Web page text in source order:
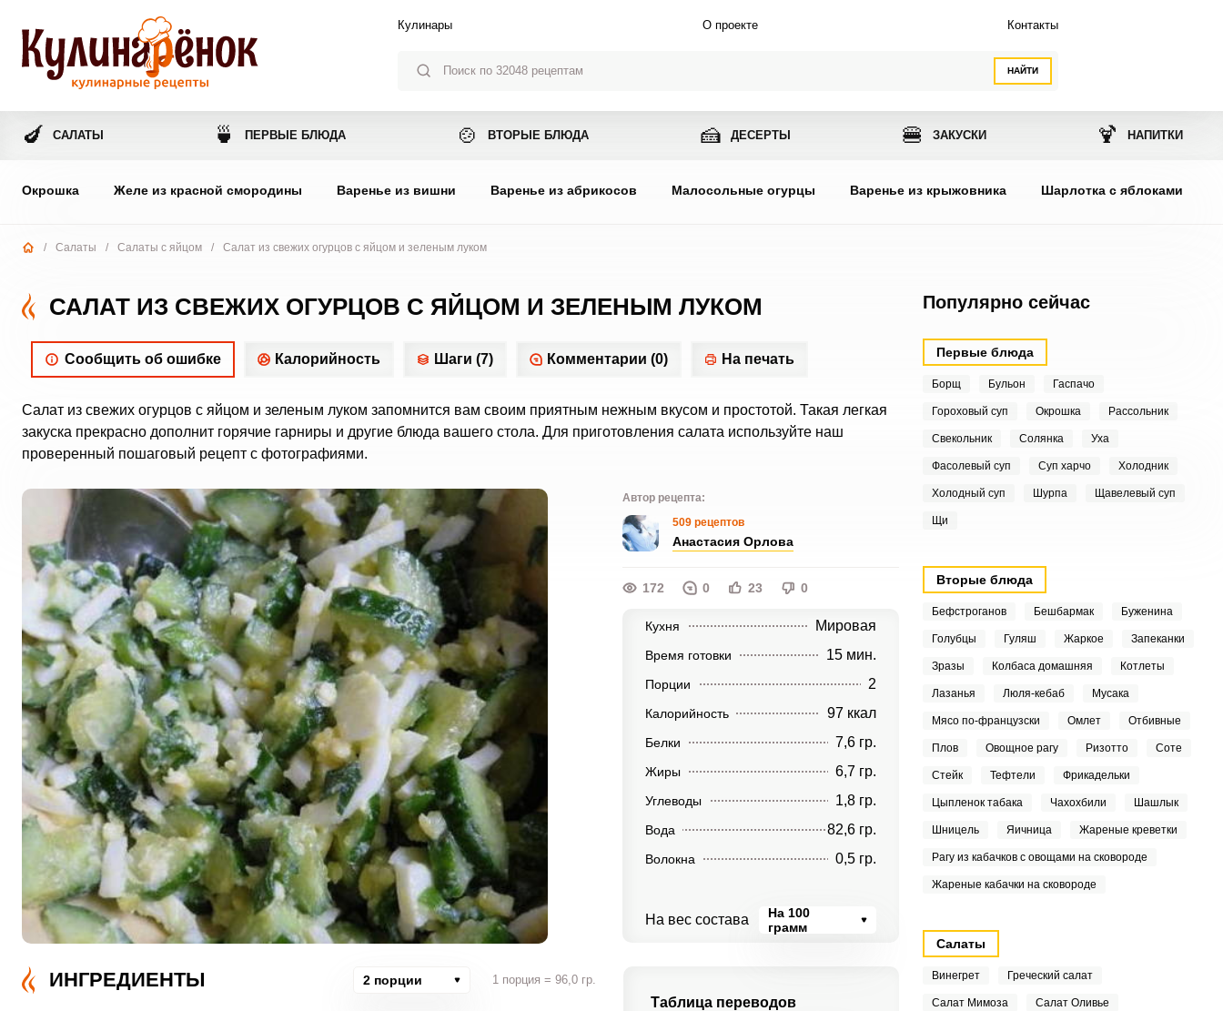
НАЙТИ
Кулинары О проекте Контакты
🍆 САЛАТЫ 🍵 ПЕРВЫЕ БЛЮДА 🍲 ВТОРЫЕ БЛЮДА 🍰 ДЕСЕРТЫ 🍔 ЗАКУСКИ 🍹 НАПИТКИ
Окрошка Желе из красной смородины Варенье из вишни Варенье из абрикосов Малосольные огурцы Варенье из крыжовника Шарлотка с яблоками
/ Салаты / Салаты с яйцом / Салат из свежих огурцов с яйцом и зеленым луком
САЛАТ ИЗ СВЕЖИХ ОГУРЦОВ С ЯЙЦОМ И ЗЕЛЕНЫМ ЛУКОМ
Сообщить об ошибке Калорийность Шаги (7) Комментарии (0) На печать
Салат из свежих огурцов с яйцом и зеленым луком запомнится вам своим приятным нежным вкусом и простотой. Такая легкая
закуска прекрасно дополнит горячие гарниры и другие блюда вашего стола. Для приготовления салата используйте наш
проверенный пошаговый рецепт с фотографиями.
Автор рецепта:
509 рецептов
Анастасия Орлова
172 0 23 0
Кухня Мировая
Время готовки 15 мин.
Порции 2
Калорийность 97 ккал
Белки 7,6 гр.
Жиры 6,7 гр.
Углеводы 1,8 гр.
Вода 82,6 гр.
Волокна 0,5 гр.
На вес состава
На 100
грамм
ИНГРЕДИЕНТЫ 2 порции 1 порция = 96,0 гр.
Таблица переводов
Популярно сейчас
Первые блюда
Борщ Бульон Гаспачо
Гороховый суп Окрошка Рассольник
Свекольник Солянка Уха
Фасолевый суп Суп харчо Холодник
Холодный суп Шурпа Щавелевый суп
Щи
Вторые блюда
Бефстроганов Бешбармак Буженина
Голубцы Гуляш Жаркое Запеканки
Зразы Колбаса домашняя Котлеты
Лазанья Люля-кебаб Мусака
Мясо по-французски Омлет Отбивные
Плов Овощное рагу Ризотто Соте
Стейк Тефтели Фрикадельки
Цыпленок табака Чахохбили Шашлык
Шницель Яичница Жареные креветки
Рагу из кабачков с овощами на сковороде
Жареные кабачки на сковороде
Салаты
Винегрет Греческий салат
Салат Мимоза Салат Оливье